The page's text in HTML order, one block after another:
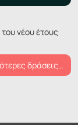
νέου έτους
δράσεις…